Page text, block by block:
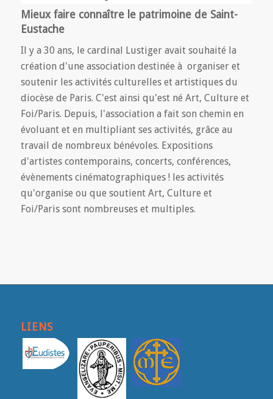
Mieux faire connaître le patrimoine de Saint-
Eustache
Il y a 30 ans, le cardinal Lustiger avait souhaité la
création d'une association destinée à organiser et
soutenir les activités culturelles et artistiques du
diocèse de Paris. C'est ainsi qu'est né Art, Culture et
Foi/Paris. Depuis, l'association a fait son chemin en
évoluant et en multipliant ses activités, grâce au
travail de nombreux bénévoles. Expositions
d'artistes contemporains, concerts, conférences,
évènements cinématographiques ! les activités
qu'organise ou que soutient Art, Culture et
Foi/Paris sont nombreuses et multiples.
LIENS